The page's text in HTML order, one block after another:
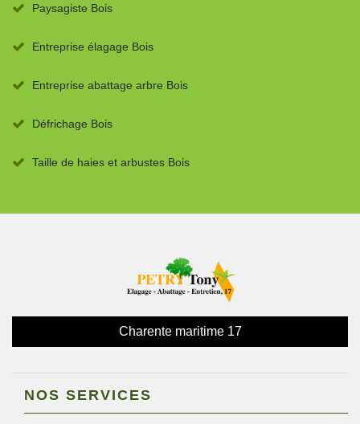
Paysagiste Bois
Entreprise élagage Bois
Entreprise abattage arbre Bois
Défrichage Bois
Taille de haies et arbustes Bois
Charente maritime 17
NOS SERVICES